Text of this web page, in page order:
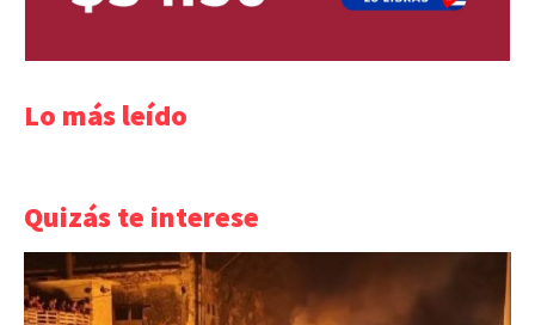
Lo más leído
Quizás te interese